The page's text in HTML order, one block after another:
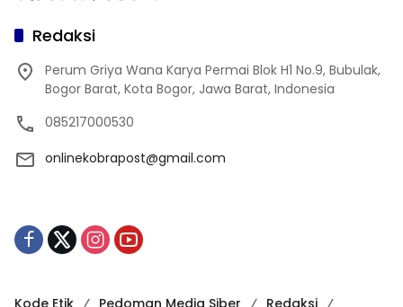
Redaksi
Perum Griya Wana Karya Permai Blok H1 No.9, Bubulak,
Bogor Barat, Kota Bogor, Jawa Barat, Indonesia
085217000530
onlinekobrapost@gmail.com
Kode Etik Pedoman Media Siber Redaksi